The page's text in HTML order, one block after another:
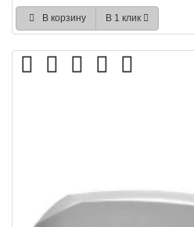
В корзину В 1 клик